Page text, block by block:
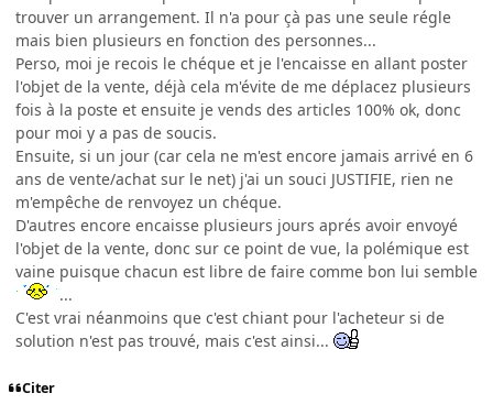
trouver un arrangement. Il n'a pour çà pas une seule régle
mais bien plusieurs en fonction des personnes...
Perso, moi je recois le chéque et je l'encaisse en allant poster
l'objet de la vente, déjà cela m'évite de me déplacez plusieurs
fois à la poste et ensuite je vends des articles 100% ok, donc
pour moi y a pas de soucis.
Ensuite, si un jour (car cela ne m'est encore jamais arrivé en 6
ans de vente/achat sur le net) j'ai un souci JUSTIFIE, rien ne
m'empêche de renvoyez un chéque.
D'autres encore encaisse plusieurs jours aprés avoir envoyé
l'objet de la vente, donc sur ce point de vue, la polémique est
vaine puisque chacun est libre de faire comme bon lui semble
...
C'est vrai néanmoins que c'est chiant pour l'acheteur si de
solution n'est pas trouvé, mais c'est ainsi...
Citer